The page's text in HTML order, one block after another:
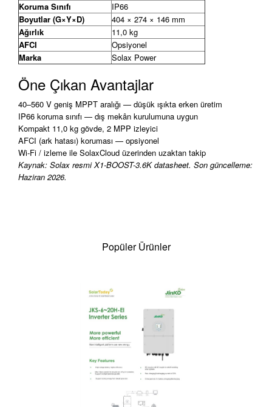
Koruma Sınıfı
IP66
Boyutlar (G×Y×D)
404 × 274 × 146 mm
Ağırlık
11,0 kg
AFCI
Opsiyonel
Marka
Solax Power
Öne Çıkan Avantajlar
40–560 V geniş MPPT aralığı — düşük ışıkta erken üretim
IP66 koruma sınıfı — dış mekân kurulumuna uygun
Kompakt 11,0 kg gövde, 2 MPP izleyici
AFCI (ark hatası) koruması — opsiyonel
Wi-Fi / izleme ile SolaxCloud üzerinden uzaktan takip
Kaynak: Solax resmi X1-BOOST-3.6K datasheet. Son güncelleme:
Haziran 2026.
Popüler Ürünler